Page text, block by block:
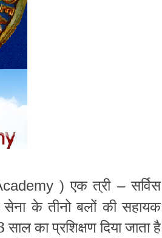
) एक त्री–सर्विस
सेना के तीनो बलों कीसहायक
का प्रशिक्षण दिया जाता है